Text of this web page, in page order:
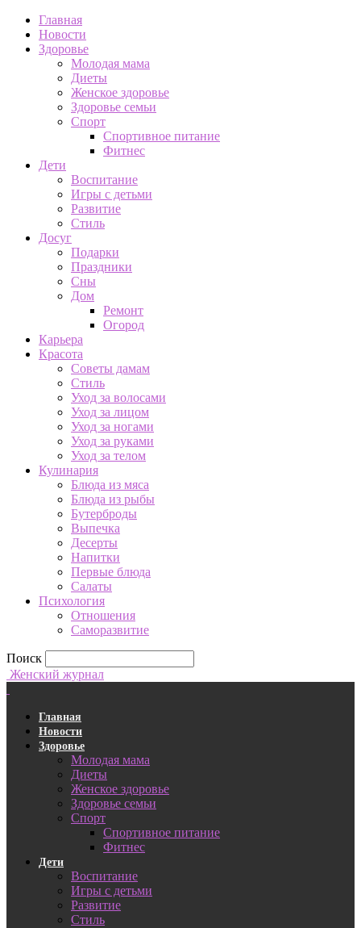
Главная
Новости
Здоровье
Молодая мама
Диеты
Женское здоровье
Здоровье семьи
Спорт
Спортивное питание
Фитнес
Дети
Воспитание
Игры с детьми
Развитие
Стиль
Досуг
Подарки
Праздники
Сны
Дом
Ремонт
Огород
Карьера
Красота
Советы дамам
Стиль
Уход за волосами
Уход за лицом
Уход за ногами
Уход за руками
Уход за телом
Кулинария
Блюда из мяса
Блюда из рыбы
Бутерброды
Выпечка
Десерты
Напитки
Первые блюда
Салаты
Психология
Отношения
Саморазвитие
Поиск
Женский журнал
Главная
Новости
Здоровье
Молодая мама
Диеты
Женское здоровье
Здоровье семьи
Спорт
Спортивное питание
Фитнес
Дети
Воспитание
Игры с детьми
Развитие
Стиль